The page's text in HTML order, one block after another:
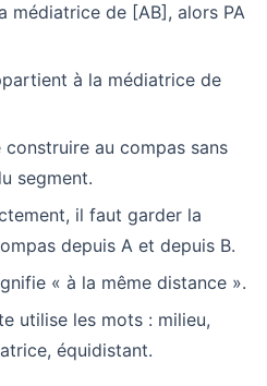
médiatrice de [AB], alors PA
à la médiatrice de
au compas sans
segment.
il faut garder la
depuis A et depuis B.
« à la même distance ».
utilise les mots : milieu,
équidistant.